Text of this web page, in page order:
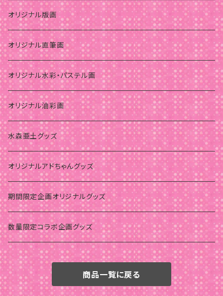
オリジナル版画
オリジナル直筆画
オリジナル水彩・パステル画
オリジナル油彩画
水森亜土グッズ
オリジナルアドちゃんグッズ
期間限定企画オリジナルグッズ
数量限定コラボ企画グッズ
商品一覧に戻る